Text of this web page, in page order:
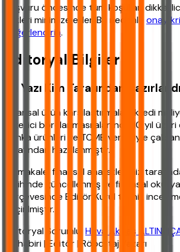
Başvuru öncesinde tüm koşulları
riskleri minimize eder. Bu nedenle onay
değerlendirin.
Editoryal Bilgiler
Bu Yazı Kim Tarafından
Finansal ürün karşılaştırmaları, kredi
tüketici borçlanması alanında 10 yıl
banka ürünleri ve TCMB verileriyle
tarafından hazırlanmıştır.
Bu makale, finansal analistlerimiz
tarihinde güncellenmiş ve finansal
çerçevesinde Editör Kurul teknik
geçirilmiştir.
Editoryal Sorumlu: Hava Akbaş
Muhabiri | Editör | Röportaj Yazarı